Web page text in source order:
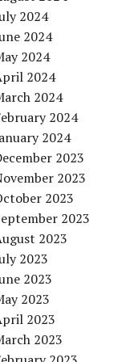
2024
2024
2024
2024
2024
2024
2024
2023
2023
2023
2023
2023
2023
2023
2023
2023
2023